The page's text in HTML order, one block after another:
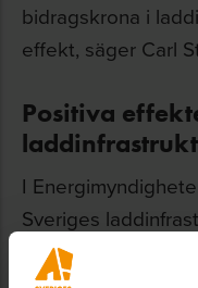
bidragskrona i
effekt, säger Carl
Positiva
I
Sveriges
stödgivning,